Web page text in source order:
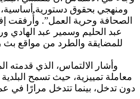
ومنهجي بحقوق دستورية أساسية،
الصحافة وحرية العمل”. وأُرفقت
عبد الحليم وسمير عبد الهادي
للمضايقة والطرد من مواقع
وأشار الالتماس، الذي قدمته
معاملة تمييزية، حيث تسمح البلدية
دون تدخل، بينما تتدخل مرارًا